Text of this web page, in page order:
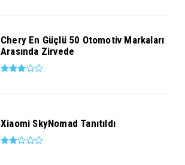
Chery En Güçlü 50 Otomotiv Markaları
Arasında Zirvede
Xiaomi SkyNomad Tanıtıldı